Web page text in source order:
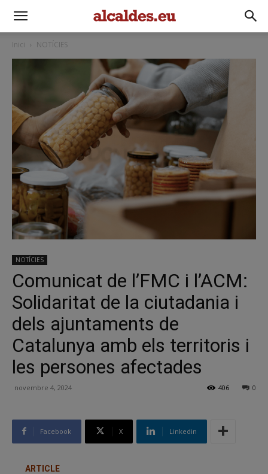
Inici NOTÍCIES
NOTÍCIES
Comunicat de l’FMC i l’ACM:
Solidaritat de la ciutadania i
dels ajuntaments de
Catalunya amb els territoris i
les persones afectades
novembre 4, 2024 0
406
Facebook X Linkedin
ARTICLE